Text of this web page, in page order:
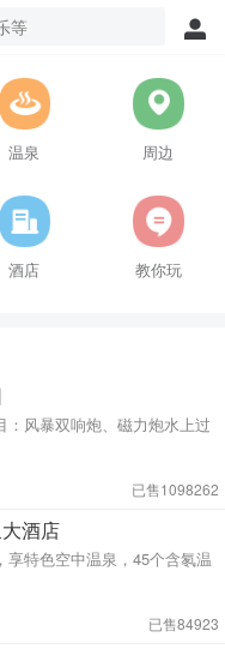
温泉 周边
酒店 教你玩
已售1098262
酒店
已售84923